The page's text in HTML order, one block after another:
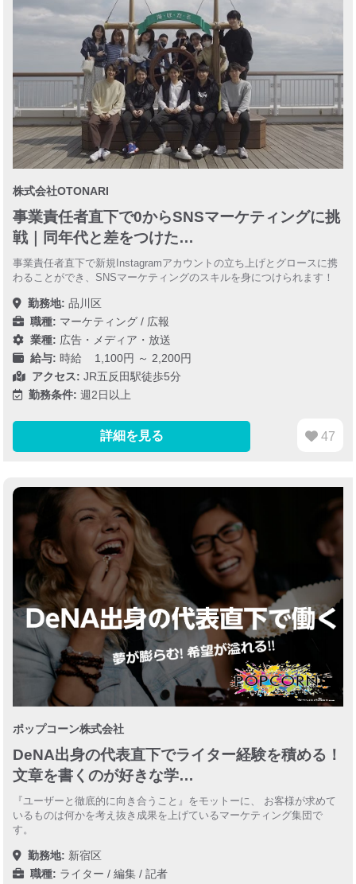
株式会社OTONARI
事業責任者直下で0からSNSマーケティングに挑
戦｜同年代と差をつけた…
事業責任者直下で新規Instagramアカウントの立ち上げとグロースに携
わることができ、SNSマーケティングのスキルを身につけられます！
勤務地: 品川区
職種: マーケティング / 広報
業種: 広告・メディア・放送
給与: 時給 1,100円 ～ 2,200円
アクセス: JR五反田駅徒歩5分
勤務条件: 週2日以上
詳細を見る 47
ポップコーン株式会社
DeNA出身の代表直下でライター経験を積める！
文章を書くのが好きな学…
『ユーザーと徹底的に向き合うこと』をモットーに、 お客様が求めて
いるものは何かを考え抜き成果を上げているマーケティング集団で
す。
勤務地: 新宿区
職種: ライター / 編集 / 記者